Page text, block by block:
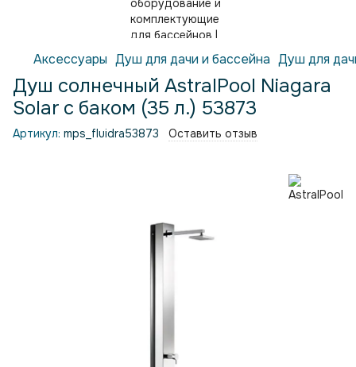
Аксессуары Душ для дачи и бассейна Душ для
Душ солнечный AstralPool Niagara
Solar с баком (35 л.) 53873
Артикул: mps_fluidra53873 Оставить отзыв